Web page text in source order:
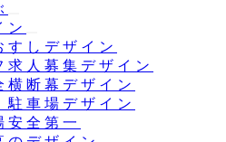
ン
すしデザイン
求人募集デザイン
横断幕デザイン
駐車場デザイン
安全第一